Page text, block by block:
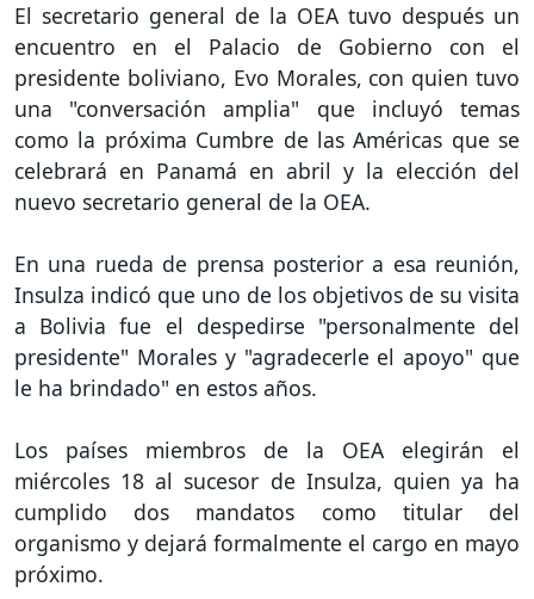
El secretario general de la OEA tuvo después un
encuentro en el Palacio de Gobierno con el
presidente boliviano, Evo Morales, con quien tuvo
una "conversación amplia" que incluyó temas
como la próxima Cumbre de las Américas que se
celebrará en Panamá en abril y la elección del
nuevo secretario general de la OEA.
En una rueda de prensa posterior a esa reunión,
Insulza indicó que uno de los objetivos de su visita
a Bolivia fue el despedirse "personalmente del
presidente" Morales y "agradecerle el apoyo" que
le ha brindado" en estos años.
Los países miembros de la OEA elegirán el
miércoles 18 al sucesor de Insulza, quien ya ha
cumplido dos mandatos como titular del
organismo y dejará formalmente el cargo en mayo
próximo.